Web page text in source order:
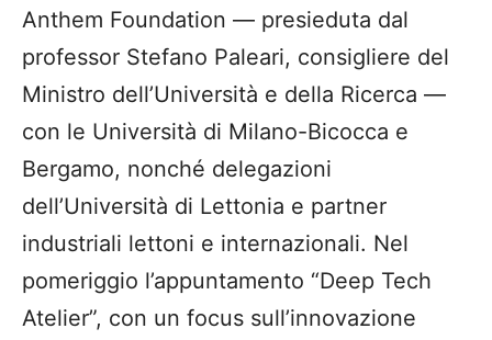
Anthem Foundation — presieduta dal
professor Stefano Paleari, consigliere del
Ministro dell’Università e della Ricerca —
con le Università di Milano-Bicocca e
Bergamo, nonché delegazioni
dell’Università di Lettonia e partner
industriali lettoni e internazionali. Nel
pomeriggio l’appuntamento “Deep Tech
Atelier”, con un focus sull’innovazione